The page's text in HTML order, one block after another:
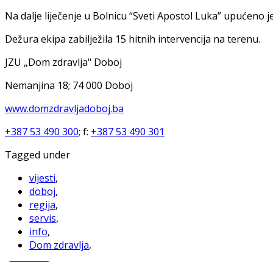
Na dalje liječenje u Bolnicu “Sveti Apostol Luka” upućeno
Dežura ekipa zabilježila 15 hitnih intervencija na terenu.
JZU „Dom zdravlja" Doboj
Nemanjina 18; 74 000 Doboj
www.domzdravljadoboj.ba
+387 53 490 300; f: +387 53 490 301
Tagged under
vijesti,
doboj,
regija,
servis,
info,
Dom zdravlja,